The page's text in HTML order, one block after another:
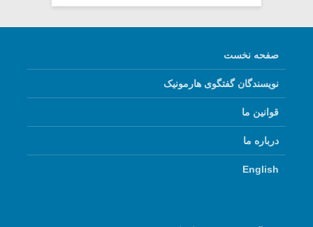
صفحه نخست
نویسندگان گفتگوی هارمونیک
قوانین ما
درباره ما
English